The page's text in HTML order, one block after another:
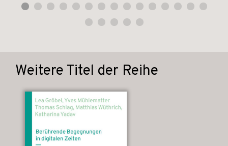
Weitere Titel der Reihe